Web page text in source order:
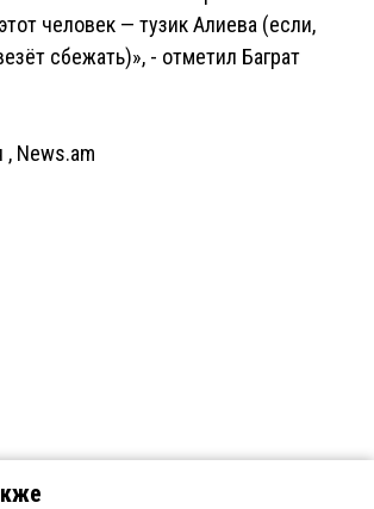
человек — тузик Алиева (если,
сбежать)», - отметил Баграт
, News.am